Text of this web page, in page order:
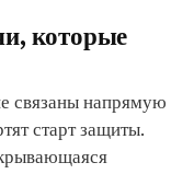
которые
связаны напрямую
старт защиты.